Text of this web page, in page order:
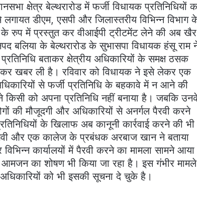
क्षेत्र बेल्थरारोड में फर्जी विधायक प्रतिनिधियों
डीएम, एसपी और जिलास्तरीय विभिन्न विभाग
के रुप में प्रस्तुत कर वीआईपी ट्रीटमेंट लेने की अब खैर
बलिया के बेल्थरारोड के सुभासपा विधायक हंसू राम
बताकर क्षेत्रीय अधिकारियों के समक्ष ठसक
खबर ली है। रविवार को विधायक ने इसे लेकर एक
से फर्जी प्रतिनिधि के बहकावे में न आने की
को अपना प्रतिनिधि नहीं बनाया है। जबकि
की मौजूदगी और अधिकारियों से अनर्गल पैरवी करने
के खिलाफ अब कानूनी कार्रवाई करने की भी
और एक कालेज के प्रबंधक अरबाज खान ने बताया
कार्यालयों में पैरवी करने का मामला सामने आया
आमजन का शोषण भी किया जा रहा है। इस गंभीर मामले
को भी इसकी सूचना दे चुके है।